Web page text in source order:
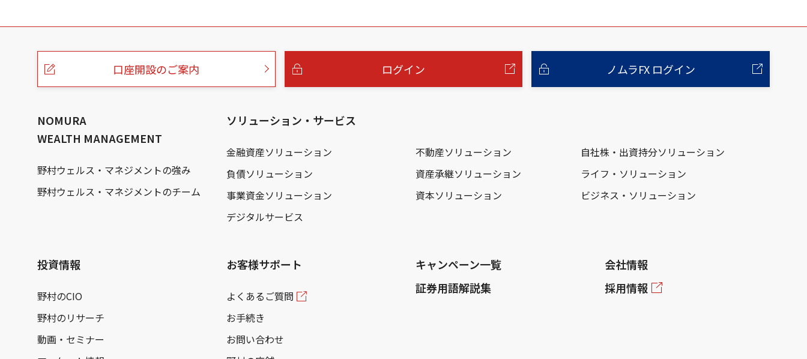
こ
口座開設のご案内 ログイン ノムラFX ログイン
NOMURA
WEALTH MANAGEMENT
野村ウェルス・マネジメントの強み
野村ウェルス・マネジメントのチーム
ソリューション・サービス
金融資産ソリューション 不動産ソリューション
自社株・出資持分ソリューション
負債ソリューション
資産承継ソリューション
ライフ・ソリューション
事業資金ソリューション
資本ソリューション
ビジネス・ソリューション
デジタルサービス
投資情報
野村のCIO
野村のリサーチ
動画・セミナー
お客様サポート
よくあるご質問
お手続き
お問い合わせ
キャンペーン一覧
証券用語解説集
会社情報
採用情報